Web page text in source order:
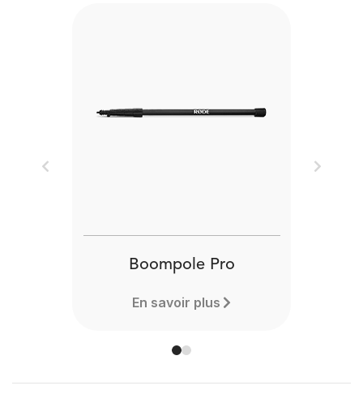
Boompole Pro
En savoir plus
Previous Next